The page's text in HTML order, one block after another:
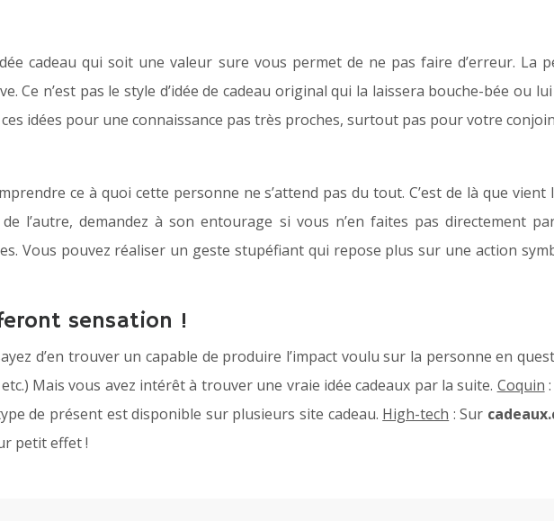
cadeau qui soit une valeur sure vous permet de ne pas faire d’erreur. La
Ce n’est pas le style d’idée de cadeau original qui la laissera bouche-bée ou
idées pour une connaissance pas très proches, surtout pas pour votre
ce à quoi cette personne ne s’attend pas du tout. C’est de là que vient
l’autre, demandez à son entourage si vous n’en faites pas directement
Vous pouvez réaliser un geste stupéfiant qui repose plus sur une action
sensation !
d’en trouver un capable de produire l’impact voulu sur la personne en
Mais vous avez intérêt à trouver une vraie idée cadeaux par la suite. Coquin
de présent est disponible sur plusieurs site cadeau. High-tech : Sur
petit effet !